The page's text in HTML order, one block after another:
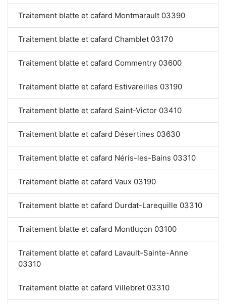
Traitement blatte et cafard Montmarault 03390
Traitement blatte et cafard Chamblet 03170
Traitement blatte et cafard Commentry 03600
Traitement blatte et cafard Estivareilles 03190
Traitement blatte et cafard Saint-Victor 03410
Traitement blatte et cafard Désertines 03630
Traitement blatte et cafard Néris-les-Bains 03310
Traitement blatte et cafard Vaux 03190
Traitement blatte et cafard Durdat-Larequille 03310
Traitement blatte et cafard Montluçon 03100
Traitement blatte et cafard Lavault-Sainte-Anne
03310
Traitement blatte et cafard Villebret 03310